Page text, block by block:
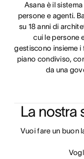
Asana è il
persone e agenti.
su 18 anni di
cui le persone
gestiscono insieme
piano condiviso,
da una
La nostra
Vuoi fare un buon